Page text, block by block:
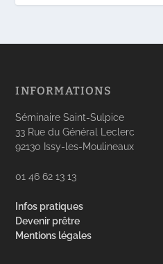
INFORMATIONS
Séminaire Saint-Sulpice
33 Rue du Général Leclerc
92130 Issy-les-Moulineaux
01 46 62 13 13
Infos pratiques
Devenir prêtre
Mentions légales